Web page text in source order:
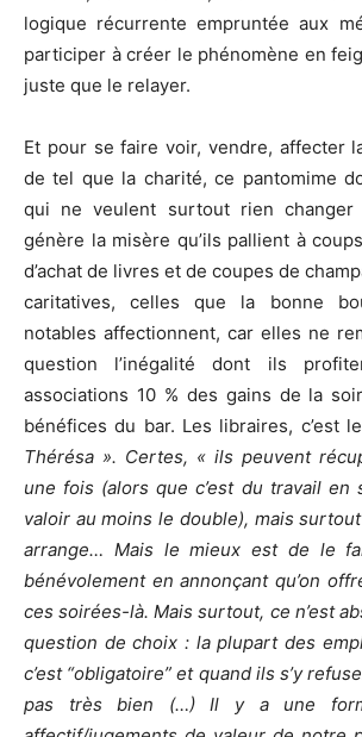
logique récurrente empruntée aux
participer à créer le phénomène en
juste que le relayer.
Et pour se faire voir, vendre, affecter
de tel que la charité, ce pantomime
qui ne veulent surtout rien
génère la misère qu’ils pallient à
d’achat de livres et de coupes de
caritatives, celles que la bonne
notables affectionnent, car elles ne
question l’inégalité dont ils
associations 10 % des gains de la
bénéfices du bar. Les libraires, c’est
Thérésa ». Certes, « ils peuvent
une fois (alors que c’est du travail en
valoir au moins le double), mais
arrange… Mais le mieux est de le
bénévolement en annonçant qu’on
ces soirées-là. Mais surtout, ce n’est
question de choix : la plupart des
c’est “obligatoire” et quand ils s’y
pas très bien (…) Il y a une